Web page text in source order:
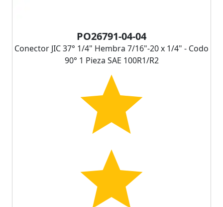
PO26791-04-04
Conector JIC 37° 1/4" Hembra 7/16"-20 x 1/4" - Codo
90° 1 Pieza SAE 100R1/R2